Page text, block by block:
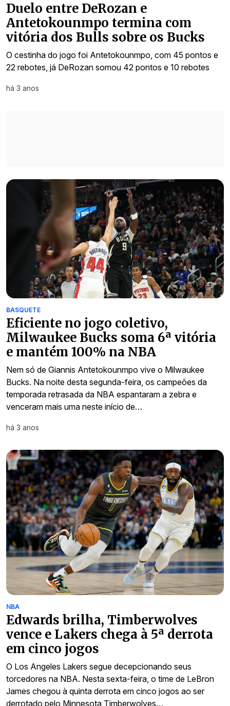
Duelo entre DeRozan e
Antetokounmpo termina com
vitória dos Bulls sobre os Bucks
O cestinha do jogo foi Antetokounmpo, com 45 pontos e
22 rebotes, já DeRozan somou 42 pontos e 10 rebotes
há 3 anos
BASQUETE
Eficiente no jogo coletivo,
Milwaukee Bucks soma 6ª vitória
e mantém 100% na NBA
Nem só de Giannis Antetokounmpo vive o Milwaukee
Bucks. Na noite desta segunda-feira, os campeões da
temporada retrasada da NBA espantaram a zebra e
venceram mais uma neste início de…
há 3 anos
NBA
Edwards brilha, Timberwolves
vence e Lakers chega à 5ª derrota
em cinco jogos
O Los Angeles Lakers segue decepcionando seus
torcedores na NBA. Nesta sexta-feira, o time de LeBron
James chegou à quinta derrota em cinco jogos ao ser
derrotado pelo Minnesota Timberwolves…